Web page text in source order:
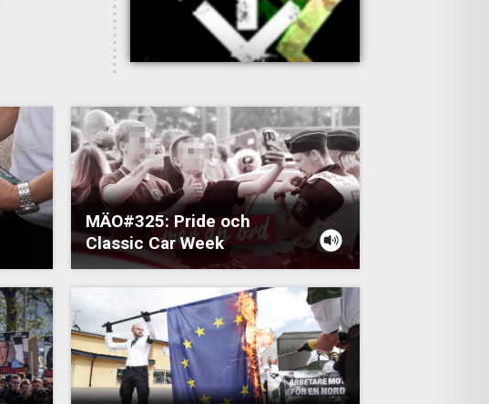
MÄO#325: Pride och
Classic Car Week